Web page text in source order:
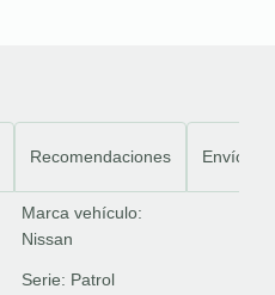
Recomendaciones Envíos
Marca vehículo:
Nissan
Serie: Patrol